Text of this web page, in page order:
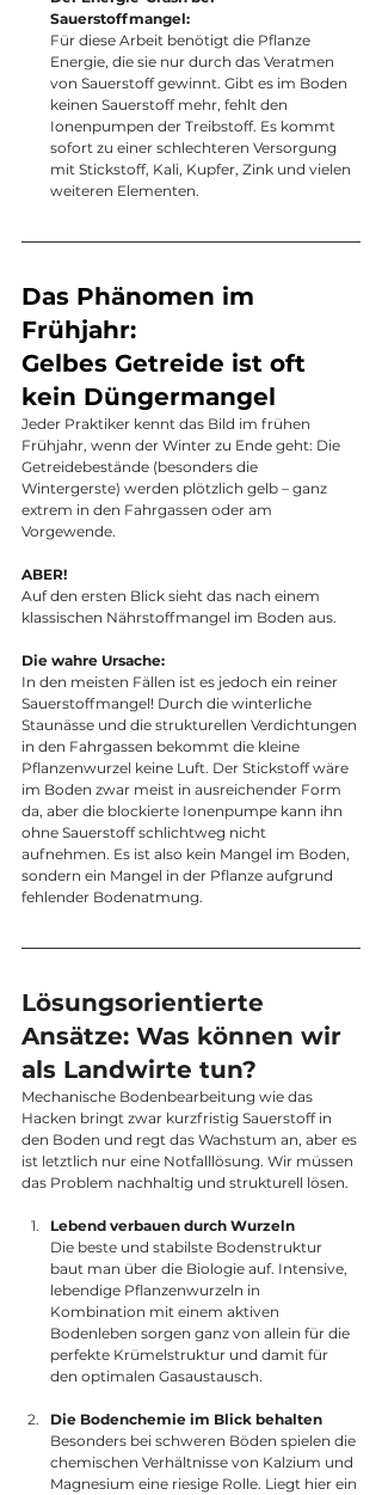
Sauerstoffmangel:
Für diese Arbeit benötigt die Pflanze
Energie, die sie nur durch das Veratmen
von Sauerstoff gewinnt. Gibt es im Boden
keinen Sauerstoff mehr, fehlt den
Ionenpumpen der Treibstoff. Es kommt
sofort zu einer schlechteren Versorgung
mit Stickstoff, Kali, Kupfer, Zink und vielen
weiteren Elementen.
Das Phänomen im
Frühjahr:
Gelbes Getreide ist oft
kein Düngermangel
Jeder Praktiker kennt das Bild im frühen
Frühjahr, wenn der Winter zu Ende geht: Die
Getreidebestände (besonders die
Wintergerste) werden plötzlich gelb – ganz
extrem in den Fahrgassen oder am
Vorgewende.
ABER!
Auf den ersten Blick sieht das nach einem
klassischen Nährstoffmangel im Boden aus.
Die wahre Ursache:
In den meisten Fällen ist es jedoch ein reiner
Sauerstoffmangel! Durch die winterliche
Staunässe und die strukturellen Verdichtungen
in den Fahrgassen bekommt die kleine
Pflanzenwurzel keine Luft. Der Stickstoff wäre
im Boden zwar meist in ausreichender Form
da, aber die blockierte Ionenpumpe kann ihn
ohne Sauerstoff schlichtweg nicht
aufnehmen. Es ist also kein Mangel im Boden,
sondern ein Mangel in der Pflanze aufgrund
fehlender Bodenatmung.
Lösungsorientierte
Ansätze: Was können wir
als Landwirte tun?
Mechanische Bodenbearbeitung wie das
Hacken bringt zwar kurzfristig Sauerstoff in
den Boden und regt das Wachstum an, aber es
ist letztlich nur eine Notfalllösung. Wir müssen
das Problem nachhaltig und strukturell lösen.
Lebend verbauen durch Wurzeln
Die beste und stabilste Bodenstruktur
baut man über die Biologie auf. Intensive,
lebendige Pflanzenwurzeln in
Kombination mit einem aktiven
Bodenleben sorgen ganz von allein für die
perfekte Krümelstruktur und damit für
den optimalen Gasaustausch.
Die Bodenchemie im Blick behalten
Besonders bei schweren Böden spielen die
chemischen Verhältnisse von Kalzium und
Magnesium eine riesige Rolle. Liegt hier ein